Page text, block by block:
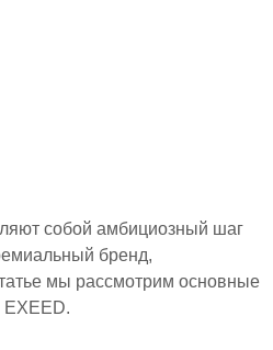
собой амбициозный шаг
бренд,
мы рассмотрим основные
EXEED.